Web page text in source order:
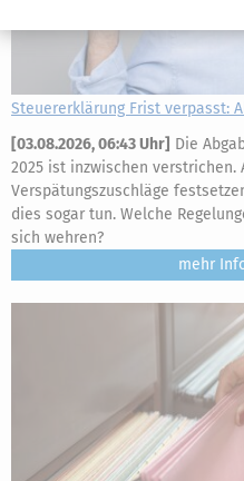
Steuererklärung Frist verpasst:
[03.08.2026, 06:43 Uhr] Die
2025 ist inzwischen verstrichen.
Verspätungszuschläge
dies sogar tun. Welche
sich wehren?
mehr